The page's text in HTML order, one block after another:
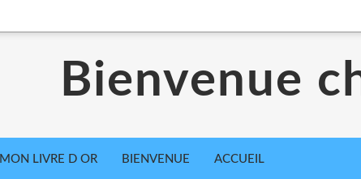
Bienvenue
MON LIVRE D OR BIENVENUE ACCUEIL